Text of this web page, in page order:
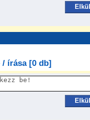
/ írása [0 db]